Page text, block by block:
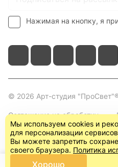
Нажимая на кнопку, я
© 2026 Арт-студия
Соглашение на обработку
персональных данных
Мы используем cookies и
для персонализации
Вы можете запретить
своего браузера. Политика
Хорошо